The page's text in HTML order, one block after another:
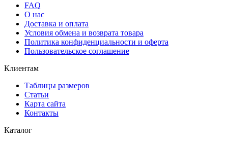
FAQ
О нас
Доставка и оплата
Условия обмена и возврата товара
Политика конфиденциальности и оферта
Пользовательское соглашение
Клиентам
Таблицы размеров
Статьи
Карта сайта
Контакты
Каталог